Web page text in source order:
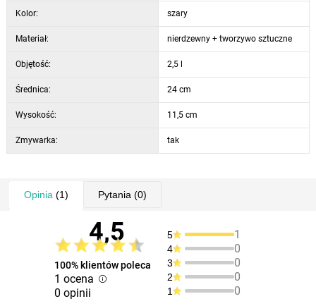
Kolor: szary
Materiał: nierdzewny + tworzywo sztuczne
Objętość: 2,5 l
Średnica: 24 cm
Wysokość: 11,5 cm
Zmywarka: tak
Opinia (1) Pytania (0)
4,5
100% klientów poleca
1 ocena
0 opinii
5 1
4 0
3 0
2 0
1 0